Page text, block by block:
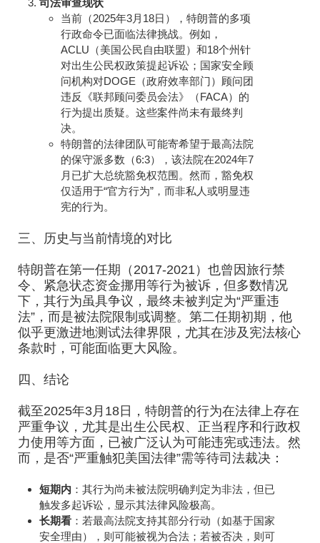
司法审查现状
当前（2025年3月18日），特朗普的多项
行政命令已面临法律挑战。例如，
ACLU（美国公民自由联盟）和18个州针
对出生公民权政策提起诉讼；国家安全顾
问机构对DOGE（政府效率部门）顾问团
违反《联邦顾问委员会法》（FACA）的
行为提出质疑。这些案件尚未有最终判
决。
特朗普的法律团队可能寄希望于最高法院
的保守派多数（6:3），该法院在2024年7
月已扩大总统豁免权范围。然而，豁免权
仅适用于“官方行为”，而非私人或明显违
宪的行为。
三、历史与当前情境的对比
特朗普在第一任期（2017-2021）也曾因旅行禁
令、紧急状态资金挪用等行为被诉，但多数情况
下，其行为虽具争议，最终未被判定为“严重违
法”，而是被法院限制或调整。第二任期初期，他
似乎更激进地测试法律界限，尤其在涉及宪法核心
条款时，可能面临更大风险。
四、结论
截至2025年3月18日，特朗普的行为在法律上存在
严重争议，尤其是出生公民权、正当程序和行政权
力使用等方面，已被广泛认为可能违宪或违法。然
而，是否“严重触犯美国法律”需等待司法裁决：
短期内 ：其行为尚未被法院明确判定为非法，但已
触发多起诉讼，显示其法律风险极高。
长期看 ：若最高法院支持其部分行动（如基于国家
安全理由），则可能被视为合法；若被否决，则可